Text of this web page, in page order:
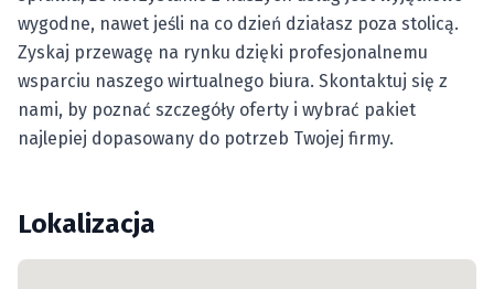
wygodne, nawet jeśli na co dzień działasz poza stolicą.
Zyskaj przewagę na rynku dzięki profesjonalnemu
wsparciu naszego wirtualnego biura. Skontaktuj się z
nami, by poznać szczegóły oferty i wybrać pakiet
najlepiej dopasowany do potrzeb Twojej firmy.
Lokalizacja